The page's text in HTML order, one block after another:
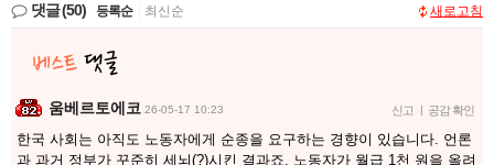
댓글(50) 등록순 최신순 새로고침
움베르토에코 26-05-17 10:23 신고 | 공감 확인
한국 사회는 아직도 노동자에게 순종을 요구하는 경향이 있습니다. 언론
과 과거 정부가 꾸준히 세뇌(?)시킨 결과죠. 노동자가 월급 1천 원을 올려